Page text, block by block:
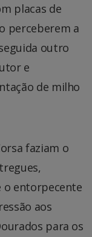
placas de
perceberem a
outro
e
de milho
faziam o
o entorpecente
aos
para os